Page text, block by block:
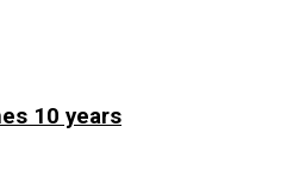
10 years